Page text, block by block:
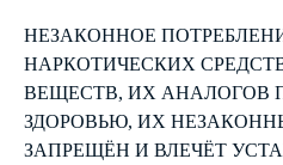
НЕЗАКОННОЕ
НАРКОТИЧЕСКИХ
ВЕЩЕСТВ, ИХ АНАЛОГОВ
ЗДОРОВЬЮ, ИХ
ЗАПРЕЩЁН И ВЛЕЧЁТ